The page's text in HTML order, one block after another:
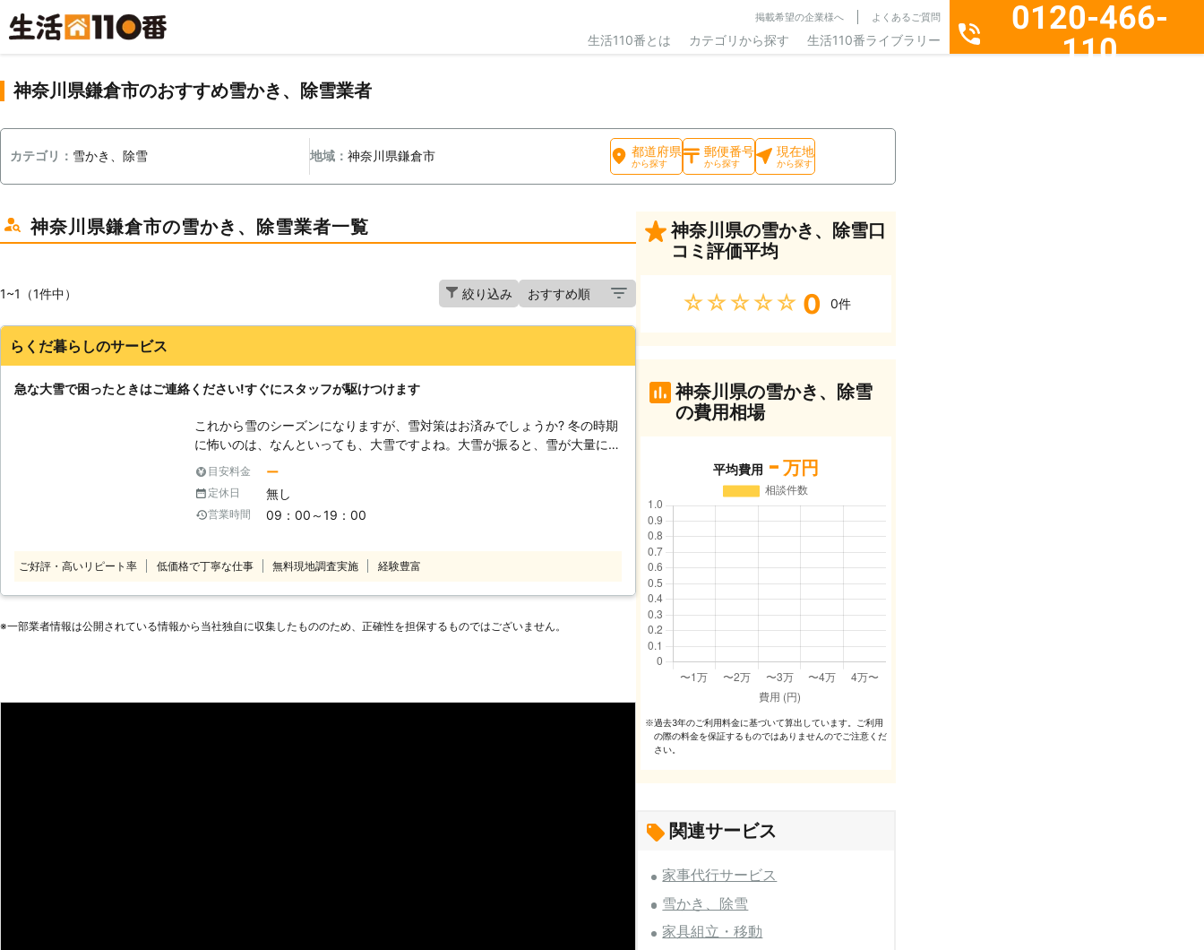
掲載希望の企業様へ よくあるご質問
生活110番とは カテゴリから探す 生活110番ライブラリー
0120-466-
110
神奈川県鎌倉市のおすすめ雪かき、除雪業者
カテゴリ： 雪かき、除雪 地域：神奈川県鎌倉市 都道府県
から探す
郵便番号
から探す
現在地
から探す
神奈川県鎌倉市の雪かき、除雪業者一覧
1~1（1件中） 絞り込み
らくだ暮らしのサービス
急な大雪で困ったときはご連絡ください!すぐにスタッフが駆けつけます
これから雪のシーズンになりますが、雪対策はお済みでしょうか? 冬の時期
に怖いのは、なんといっても、大雪ですよね。大雪が振ると、雪が大量に積
もって、駐車場から車が出せなかったり、雪で玄関から出られないようなト
ラブルが発生することが考えられます。また、屋根に雪が積もると、積もっ
た雪が地面へ落下することによって、思わぬトラブルを招く可能性もあり、
不安です。 このようなトラブルを防ぐためには、雪かきや雪下ろしが必要
雪下ろしは屋根の上に登って行う作業なので、危険が伴います。そんな雪で
困ったときは、ぜひ当社、株式会社Rグループまでご連絡ください。すぐに
当社スタッフがお客様のもとに駆けつけて、除雪作業を実施いたします。雪
よ。 また、当社では雪への対処だけでなく、雪への対策も提案していま
目安料金 ー
定休日 無し
営業時間 09：00～19：00
ご好評・高いリピート率 低価格で丁寧な仕事 無料現地調査実施 経験豊富
※⼀部業者情報は公開されている情報から当社独⾃に収集したもののため、正確性を担保するものではございません。
神奈川県の雪かき、除雪口
コミ評価平均
★★★★★ 0 0件
神奈川県の雪かき、除雪
の費用相場
平均費用 - 万円
※過去3年のご利⽤料⾦に基づいて算出しています。ご利⽤
の際の料⾦を保証するものではありませんのでご注意くだ
さい。
関連サービス
家事代行サービス
雪かき、除雪
家具組立・移動